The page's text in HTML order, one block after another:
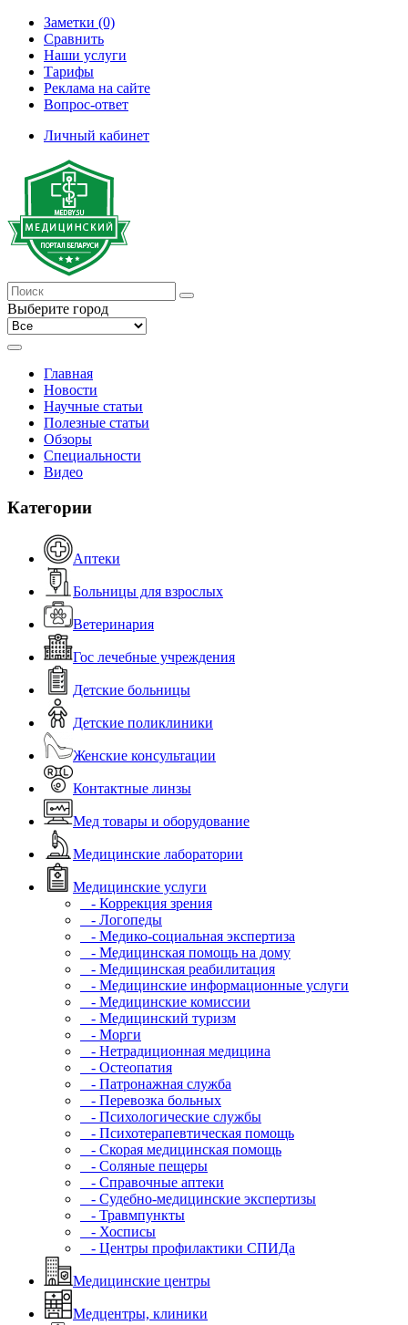
Заметки (0)
Сравнить
Наши услуги
Тарифы
Реклама на сайте
Вопрос-ответ
Личный кабинет
Выберите город
Главная
Новости
Научные статьи
Полезные статьи
Обзоры
Специальности
Видео
Категории
Аптеки
Больницы для взрослых
Ветеринария
Гос лечебные учреждения
Детские больницы
Детские поликлиники
Женские консультации
Контактные линзы
Мед товары и оборудование
Медицинские лаборатории
Медицинские услуги
- Коррекция зрения
- Логопеды
- Медико-социальная экспертиза
- Медицинская помощь на дому
- Медицинская реабилитация
- Медицинские информационные услуги
- Медицинские комиссии
- Медицинский туризм
- Морги
- Нетрадиционная медицина
- Остеопатия
- Патронажная служба
- Перевозка больных
- Психологические службы
- Психотерапевтическая помощь
- Скорая медицинская помощь
- Соляные пещеры
- Справочные аптеки
- Судебно-медицинские экспертизы
- Травмпункты
- Хосписы
- Центры профилактики СПИДа
Медицинские центры
Медцентры, клиники